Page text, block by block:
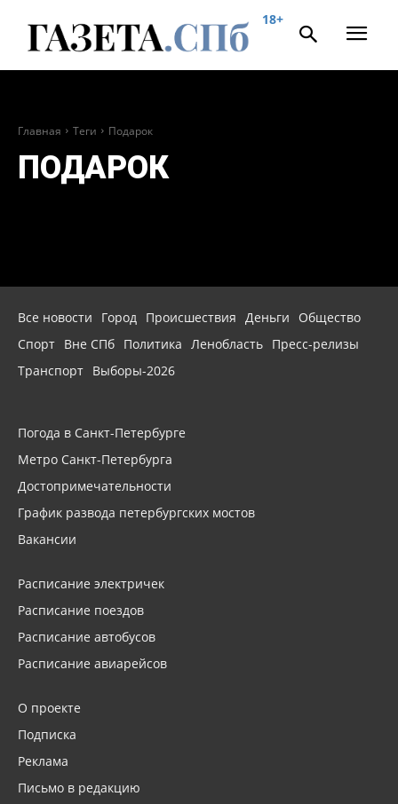
18+
Главная Теги Подарок
ПОДАРОК
Все новости Город Происшествия Деньги
Общество
Спорт Вне СПб Политика Ленобласть Пресс-релизы
Транспорт Выборы-2026
Погода в Санкт-Петербурге
Метро Санкт-Петербурга
Достопримечательности
График развода петербургских мостов
Вакансии
Расписание электричек
Расписание поездов
Расписание автобусов
Расписание авиарейсов
О проекте
Подписка
Реклама
Письмо в редакцию